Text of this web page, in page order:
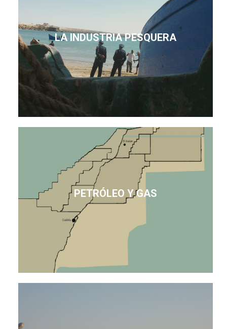
LA INDUSTRIA PESQUERA
PETRÓLEO Y GAS